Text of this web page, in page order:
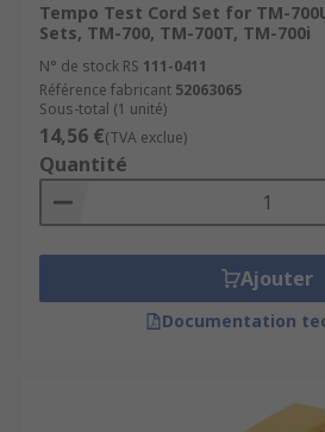
Tempo Test Cord Set for TM-
Sets, TM-700, TM-700T, TM-700i
N° de stock RS 111-0411
Référence fabricant 52063065
Sous-total (1 unité)
14,56 €(TVA exclue)
Quantité
Ajouter
Documentation